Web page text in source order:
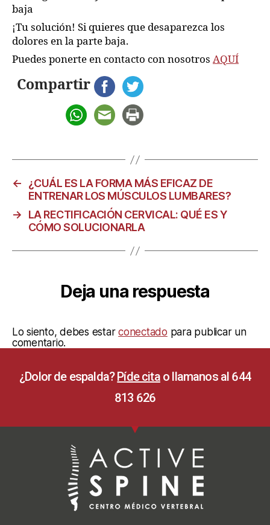
baja
¡Tu solución! Si quieres que desaparezca los
dolores en la parte baja.
Puedes ponerte en contacto con nosotros AQUÍ
Compartir
←
¿CUÁL ES LA FORMA MÁS EFICAZ DE
ENTRENAR LOS MÚSCULOS LUMBARES?
→
LA RECTIFICACIÓN CERVICAL: QUÉ ES Y
CÓMO SOLUCIONARLA
Deja una respuesta
Lo siento, debes estarconectado para publicar un
comentario.
¿Dolor de espalda? Píde citao llamanos al 644
813 626